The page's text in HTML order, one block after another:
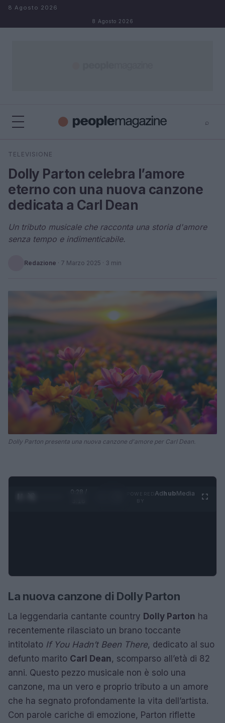
Salta al contenuto
8 Agosto 2026
8 Agosto 2026
⌕
Cerca
TELEVISIONE
Dolly Parton celebra l’amore
eterno con una nuova canzone
dedicata a Carl Dean
Un tributo musicale che racconta una storia d'amore
senza tempo e indimenticabile.
Redazione · 7 Marzo 2025 · 3 min
Dolly Parton presenta una nuova canzone d'amore per Carl Dean.
0:29 /
AdhubMedia
La nuova canzone di Dolly Parton
La leggendaria cantante country Dolly Parton ha
recentemente rilasciato un brano toccante
intitolato If You Hadn’t Been There, dedicato al suo
defunto marito Carl Dean, scomparso all’età di 82
anni. Questo pezzo musicale non è solo una
canzone, ma un vero e proprio tributo a un amore
che ha segnato profondamente la vita dell’artista.
Con parole cariche di emozione, Parton riflette